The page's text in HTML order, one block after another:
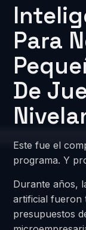
Para
De
Este fue el
programa. Y
Durante años,
artificial fueron
presupuestos